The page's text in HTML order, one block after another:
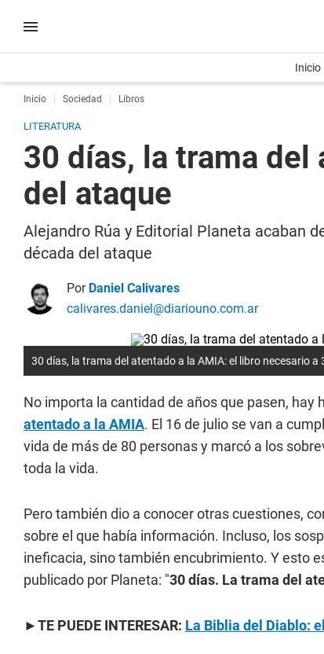
Inicio
Inicio Sociedad Libros
LITERATURA
30 días, la trama del
del ataque
Alejandro Rúa y Editorial Planeta acaban
década del ataque
Por Daniel Calivares
calivares.daniel@diariouno.com.ar
30 días, la trama del atentado a la AMIA: el libro necesario a
No importa la cantidad de años que pasen, hay
atentado a la AMIA. El 16 de julio se van a
vida de más de 80 personas y marcó a los
toda la vida.
Pero también dio a conocer otras cuestiones,
sobre el que había información. Incluso, los
ineficacia, sino también encubrimiento. Y esto
publicado por Planeta: "30 días. La trama del
►TE PUEDE INTERESAR: La Biblia del Diablo: